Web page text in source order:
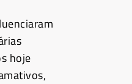
hoje